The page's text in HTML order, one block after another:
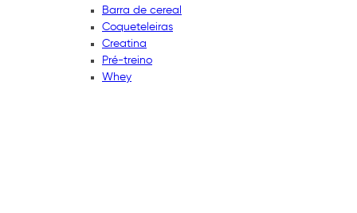
Barra de cereal
Coqueteleiras
Creatina
Pré-treino
Whey